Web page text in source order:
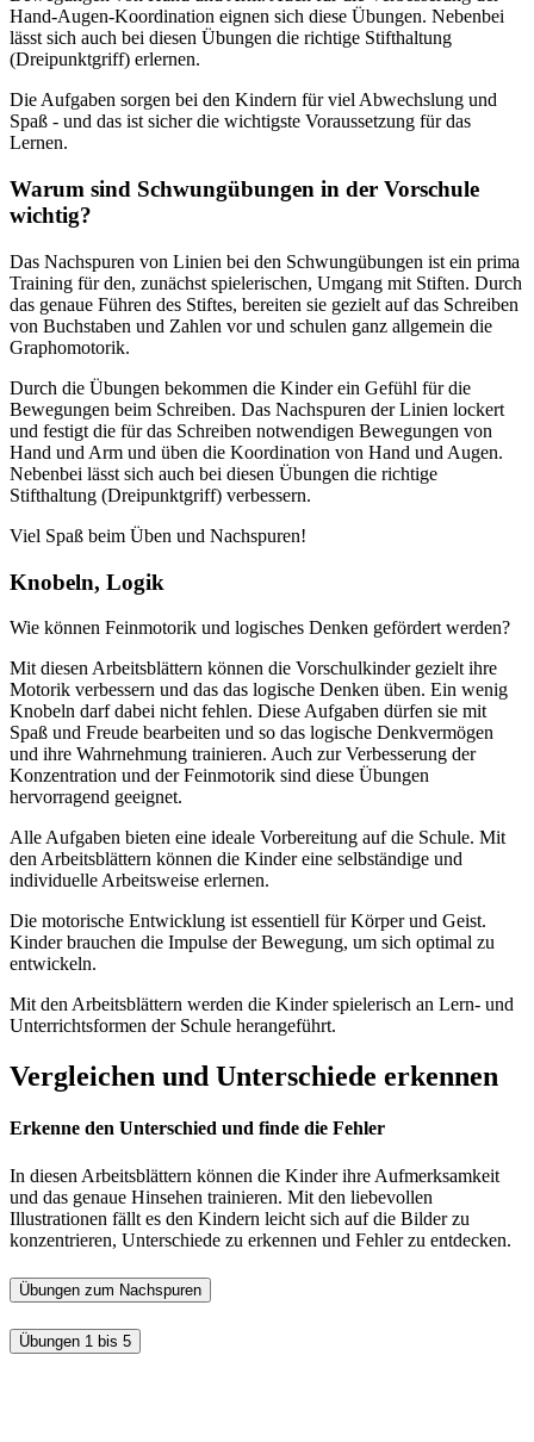
Hand-Augen-Koordination eignen sich diese Übungen. Nebenbei
lässt sich auch bei diesen Übungen die richtige Stifthaltung
(Dreipunktgriff) erlernen.
Die Aufgaben sorgen bei den Kindern für viel Abwechslung und
Spaß - und das ist sicher die wichtigste Voraussetzung für das
Lernen.
Warum sind Schwungübungen in der Vorschule
wichtig?
Das Nachspuren von Linien bei den Schwungübungen ist ein prima
Training für den, zunächst spielerischen, Umgang mit Stiften. Durch
das genaue Führen des Stiftes, bereiten sie gezielt auf das Schreiben
von Buchstaben und Zahlen vor und schulen ganz allgemein die
Graphomotorik.
Durch die Übungen bekommen die Kinder ein Gefühl für die
Bewegungen beim Schreiben. Das Nachspuren der Linien lockert
und festigt die für das Schreiben notwendigen Bewegungen von
Hand und Arm und üben die Koordination von Hand und Augen.
Nebenbei lässt sich auch bei diesen Übungen die richtige
Stifthaltung (Dreipunktgriff) verbessern.
Viel Spaß beim Üben und Nachspuren!
Knobeln, Logik
Wie können Feinmotorik und logisches Denken gefördert werden?
Mit diesen Arbeitsblättern können die Vorschulkinder gezielt ihre
Motorik verbessern und das das logische Denken üben. Ein wenig
Knobeln darf dabei nicht fehlen. Diese Aufgaben dürfen sie mit
Spaß und Freude bearbeiten und so das logische Denkvermögen
und ihre Wahrnehmung trainieren. Auch zur Verbesserung der
Konzentration und der Feinmotorik sind diese Übungen
hervorragend geeignet.
Alle Aufgaben bieten eine ideale Vorbereitung auf die Schule. Mit
den Arbeitsblättern können die Kinder eine selbständige und
individuelle Arbeitsweise erlernen.
Die motorische Entwicklung ist essentiell für Körper und Geist.
Kinder brauchen die Impulse der Bewegung, um sich optimal zu
entwickeln.
Mit den Arbeitsblättern werden die Kinder spielerisch an Lern- und
Unterrichtsformen der Schule herangeführt.
Vergleichen und Unterschiede erkennen
Erkenne den Unterschied und finde die Fehler
In diesen Arbeitsblättern können die Kinder ihre Aufmerksamkeit
und das genaue Hinsehen trainieren. Mit den liebevollen
Illustrationen fällt es den Kindern leicht sich auf die Bilder zu
konzentrieren, Unterschiede zu erkennen und Fehler zu entdecken.
Übungen zum Nachspuren
Übungen 1 bis 5